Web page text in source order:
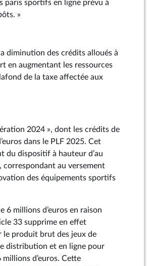
paris sportifs en ligne prévu à
»
diminution des crédits alloués à
en augmentant les ressources
de la taxe affectée aux
2024 », dont les crédits de
dans le PLF 2025. Cet
du dispositif à hauteur d’au
correspondant au versement
des équipements sportifs
6 millions d’euros en raison
33 supprime en effet
le produit brut des jeux de
distribution et en ligne pour
millions d’euros. Cette